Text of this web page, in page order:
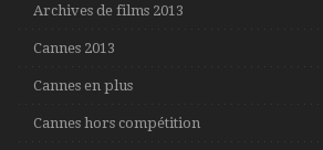
Archives de films 2013
Cannes 2013
Cannes en plus
Cannes hors compétition